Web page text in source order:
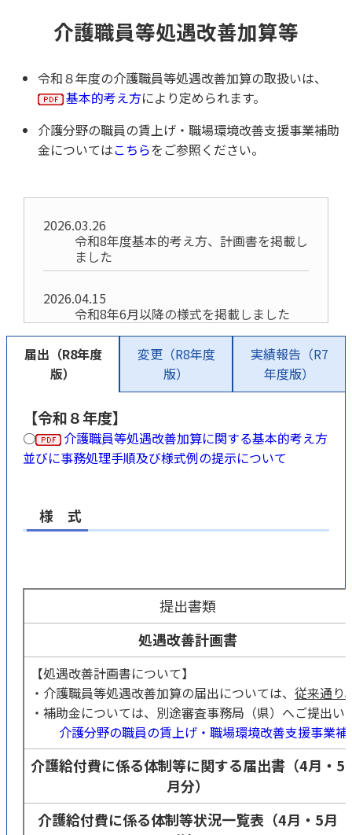
介護職員等処遇改善加算等
令和８年度の介護職員等処遇改善加算の取扱いは、
基本的考え方により定められます。
介護分野の職員の賃上げ・職場環境改善支援事業補助
金についてはこちらをご参照ください。
2026.03.26
令和8年度基本的考え方、計画書を掲載し
ました
2026.04.15
令和8年6月以降の様式を掲載しました
届出（R8年度
版）
変更（R8年度
版）
実績報告（R7
年度版）
【令和８年度】
○
介護職員等処遇改善加算に関する基本的考え方
並びに事務処理手順及び様式例の提示について
様 式
提出書類
処遇改善計画書
【処遇改善計画書について】
・介護職員等処遇改善加算の届出については、 従来通り
・補助金については、別途審査事務局（県）へご提出い
介護分野の職員の賃上げ・職場環境改善支援事業
介護給付費に係る体制等に関する届出書（4月・5
月分）
介護給付費に係る体制等状況一覧表（4月・5月